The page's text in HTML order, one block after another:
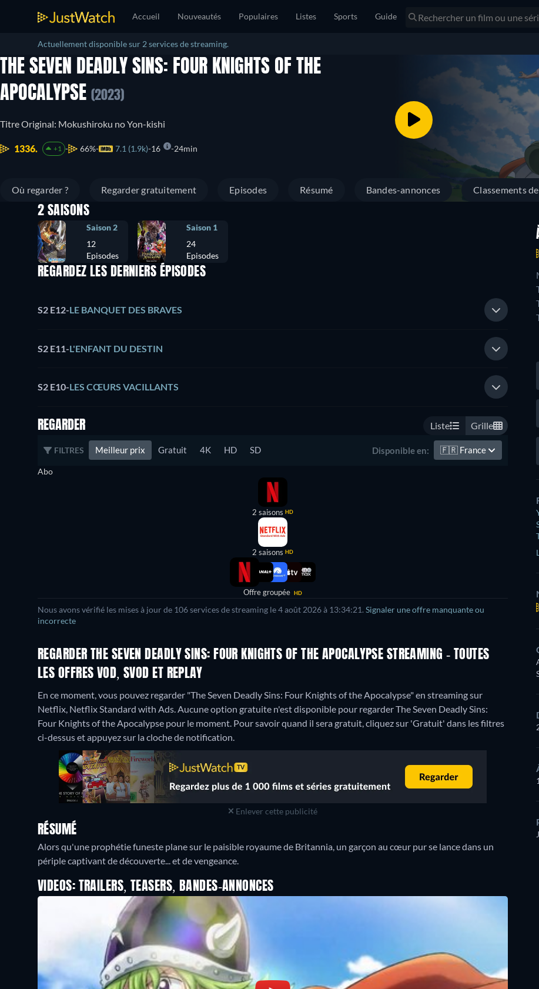
Accueil Nouveautés Populaires Listes Sports Guide
Actuellement disponible sur 2 services de streaming.
THE SEVEN DEADLY SINS: FOUR KNIGHTS OF THE
APOCALYPSE (2023)
Titre Original: Mokushiroku no Yon-kishi
1336. +1 66% 7.1 (1.9k) 16 24min
Où regarder ? Regarder gratuitement Episodes Résumé Bandes-annonces Classements
2 SAISONS
Saison 2
12
Episodes
Saison 1
24
Episodes
REGARDEZ LES DERNIERS ÉPISODES
S2 E12-LE BANQUET DES BRAVES
S2 E11-L'ENFANT DU DESTIN
S2 E10-LES CŒURS VACILLANTS
REGARDER Liste Grille
FILTRES Meilleur prix Gratuit 4K HD SD Disponible en: 🇫🇷 France
Abo
2 saisons HD
2 saisons HD
Offre groupée HD
Nous avons vérifié les mises à jour de 106 services de streaming le 4 août 2026 à 13:34:21. Signaler une offre manquante ou
incorrecte
REGARDER THE SEVEN DEADLY SINS: FOUR KNIGHTS OF THE APOCALYPSE STREAMING - TOUTES
LES OFFRES VOD, SVOD ET REPLAY
En ce moment, vous pouvez regarder "The Seven Deadly Sins: Four Knights of the Apocalypse" en streaming sur
Netflix, Netflix Standard with Ads. Aucune option gratuite n'est disponible pour regarder The Seven Deadly Sins:
Four Knights of the Apocalypse pour le moment. Pour savoir quand il sera gratuit, cliquez sur 'Gratuit' dans les filtres
ci-dessus et appuyez sur la cloche de notification.
Enlever cette publicité
RÉSUMÉ
Alors qu'une prophétie funeste plane sur le paisible royaume de Britannia, un garçon au cœur pur se lance dans un
périple captivant de découverte... et de vengeance.
VIDEOS: TRAILERS, TEASERS, BANDES-ANNONCES